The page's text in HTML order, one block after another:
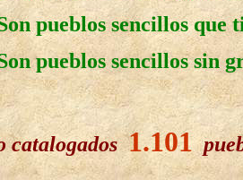
pueblos sencillos que
pueblos sencillos sin
catalogados1.101